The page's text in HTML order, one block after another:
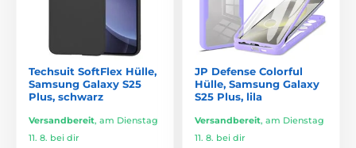
Techsuit SoftFlex Hülle,
Samsung Galaxy S25
Plus, schwarz
Versandbereit, am Dienstag
11. 8. bei dir
JP Defense Colorful
Hülle, Samsung Galaxy
S25 Plus, lila
Versandbereit, am Dienstag
11. 8. bei dir